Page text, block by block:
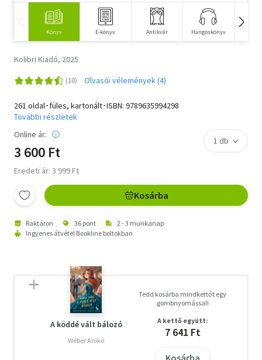
Könyv E-könyv Antikvár Hangoskönyv
Kolibri Kiadó, 2025
Olvasói vélemények (4)
261 oldal･füles, kartonált･ISBN: 9789635994298
További részletek
Online ár:
3 600 Ft
Eredeti ár: 3 999 Ft
Kosárba
Raktáron 36 pont
2 - 3 munkanap
Ingyenes átvétel Bookline boltokban
A köddé vált bálozó
Wéber Anikó
Tedd kosárba mindkettőt egy
gombnyomással!
A kettő együtt:
7 641 Ft